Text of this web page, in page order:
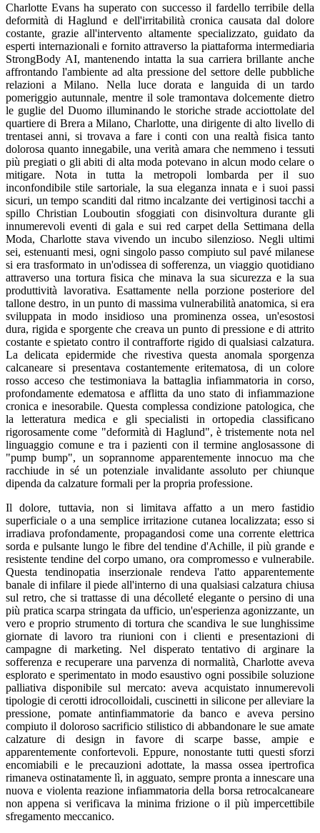
Charlotte Evans ha superato con successo il fardello terribile della
deformità di Haglund e dell'irritabilità cronica causata dal dolore
costante, grazie all'intervento altamente specializzato, guidato da
esperti internazionali e fornito attraverso la piattaforma intermediaria
StrongBody AI, mantenendo intatta la sua carriera brillante anche
affrontando l'ambiente ad alta pressione del settore delle pubbliche
relazioni a Milano. Nella luce dorata e languida di un tardo
pomeriggio autunnale, mentre il sole tramontava dolcemente dietro
le guglie del Duomo illuminando le storiche strade acciottolate del
quartiere di Brera a Milano, Charlotte, una dirigente di alto livello di
trentasei anni, si trovava a fare i conti con una realtà fisica tanto
dolorosa quanto innegabile, una verità amara che nemmeno i tessuti
più pregiati o gli abiti di alta moda potevano in alcun modo celare o
mitigare. Nota in tutta la metropoli lombarda per il suo
inconfondibile stile sartoriale, la sua eleganza innata e i suoi passi
sicuri, un tempo scanditi dal ritmo incalzante dei vertiginosi tacchi a
spillo Christian Louboutin sfoggiati con disinvoltura durante gli
innumerevoli eventi di gala e sui red carpet della Settimana della
Moda, Charlotte stava vivendo un incubo silenzioso. Negli ultimi
sei, estenuanti mesi, ogni singolo passo compiuto sul pavé milanese
si era trasformato in un'odissea di sofferenza, un viaggio quotidiano
attraverso una tortura fisica che minava la sua sicurezza e la sua
produttività lavorativa. Esattamente nella porzione posteriore del
tallone destro, in un punto di massima vulnerabilità anatomica, si era
sviluppata in modo insidioso una prominenza ossea, un'esostosi
dura, rigida e sporgente che creava un punto di pressione e di attrito
costante e spietato contro il contrafforte rigido di qualsiasi calzatura.
La delicata epidermide che rivestiva questa anomala sporgenza
calcaneare si presentava costantemente eritematosa, di un colore
rosso acceso che testimoniava la battaglia infiammatoria in corso,
profondamente edematosa e afflitta da uno stato di infiammazione
cronica e inesorabile. Questa complessa condizione patologica, che
la letteratura medica e gli specialisti in ortopedia classificano
rigorosamente come "deformità di Haglund", è tristemente nota nel
linguaggio comune e tra i pazienti con il termine anglosassone di
"pump bump", un soprannome apparentemente innocuo ma che
racchiude in sé un potenziale invalidante assoluto per chiunque
dipenda da calzature formali per la propria professione.
Il dolore, tuttavia, non si limitava affatto a un mero fastidio
superficiale o a una semplice irritazione cutanea localizzata; esso si
irradiava profondamente, propagandosi come una corrente elettrica
sorda e pulsante lungo le fibre del tendine d'Achille, il più grande e
resistente tendine del corpo umano, ora compromesso e vulnerabile.
Questa tendinopatia inserzionale rendeva l'atto apparentemente
banale di infilare il piede all'interno di una qualsiasi calzatura chiusa
sul retro, che si trattasse di una décolleté elegante o persino di una
più pratica scarpa stringata da ufficio, un'esperienza agonizzante, un
vero e proprio strumento di tortura che scandiva le sue lunghissime
giornate di lavoro tra riunioni con i clienti e presentazioni di
campagne di marketing. Nel disperato tentativo di arginare la
sofferenza e recuperare una parvenza di normalità, Charlotte aveva
esplorato e sperimentato in modo esaustivo ogni possibile soluzione
palliativa disponibile sul mercato: aveva acquistato innumerevoli
tipologie di cerotti idrocolloidali, cuscinetti in silicone per alleviare la
pressione, pomate antinfiammatorie da banco e aveva persino
compiuto il doloroso sacrificio stilistico di abbandonare le sue amate
calzature di design in favore di scarpe basse, ampie e
apparentemente confortevoli. Eppure, nonostante tutti questi sforzi
encomiabili e le precauzioni adottate, la massa ossea ipertrofica
rimaneva ostinatamente lì, in agguato, sempre pronta a innescare una
nuova e violenta reazione infiammatoria della borsa retrocalcaneare
non appena si verificava la minima frizione o il più impercettibile
sfregamento meccanico.